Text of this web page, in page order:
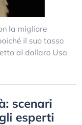
la migliore
il suo tasso
al dollaro Usa
scenari
esperti